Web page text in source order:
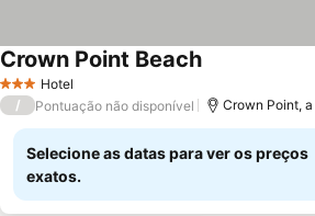
3 EstrelasHotel
Crown Point Beach
/ Pontuação não disponível Crown Point,
Selecione as datas para ver os preços
exatos.